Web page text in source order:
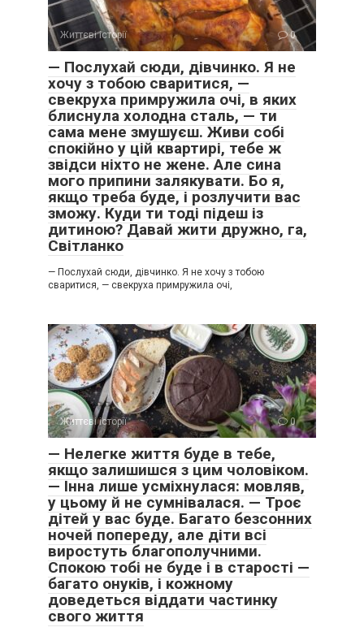
Життєві історії 0
— Послухай сюди, дівчинко. Я не
хочу з тобою сваритися, —
свекруха примружила очі, в яких
блиснула холодна сталь, — ти
сама мене змушуєш. Живи собі
спокійно у цій квартирі, тебе ж
звідси ніхто не жене. Але сина
мого припини залякувати. Бо я,
якщо треба буде, і розлучити вас
зможу. Куди ти тоді підеш із
дитиною? Давай жити дружно, га,
Світланко
— Послухай сюди, дівчинко. Я не хочу з тобою
сваритися, — свекруха примружила очі,
Життєві історії 0
— Нелегке життя буде в тебе,
якщо залишишся з цим чоловіком.
— Інна лише усміхнулася: мовляв,
у цьому й не сумнівалася. — Троє
дітей у вас буде. Багато безсонних
ночей попереду, але діти всі
виростуть благополучними.
Спокою тобі не буде і в старості —
багато онуків, і кожному
доведеться віддати частинку
свого життя